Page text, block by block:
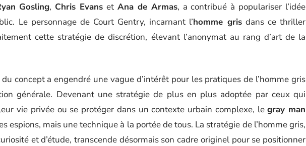
Gosling, Chris Evans et Ana de Armas, a contribué à populariser l’idée
Le personnage de Court Gentry, incarnant l’homme grisdans ce thriller
cette stratégie de discrétion, élevant l’anonymat au rang d’art de la
concept a engendré une vague d’intérêt pour les pratiques de l’homme gris
générale. Devenant une stratégie de plus en plus adoptée par ceux qui
vie privée ou se protéger dans un contexte urbain complexe, legray man
espions, mais une technique à la portée de tous. La stratégie de l’homme gris,
et d’étude, transcende désormais son cadre originel pour se positionner